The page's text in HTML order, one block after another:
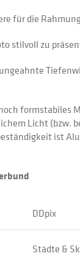
für die
stilvoll zu
Licht
ist
DDpix
Städte &